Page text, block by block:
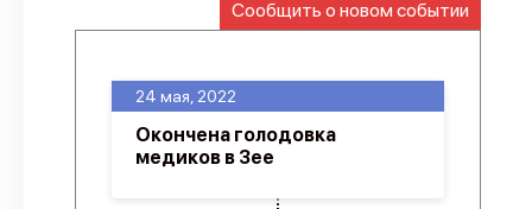
О проекте
Сообщить о новом событии
24 мая, 2022
Окончена голодовка
медиков в Зее